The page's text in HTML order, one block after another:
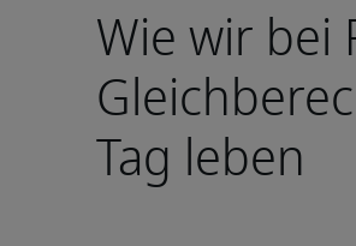
Wie wir bei
Tag leben